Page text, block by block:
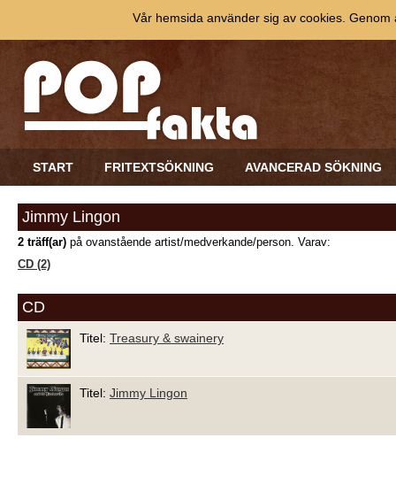
START FRITEXTSÖKNING AVANCERAD SÖKNING
Jimmy Lingon
2 träff(ar) på ovanstående artist/medverkande/person. Varav:
CD (2)
CD
Titel: Treasury & swainery
Titel: Jimmy Lingon
Vår hemsida använder sig av cookies.